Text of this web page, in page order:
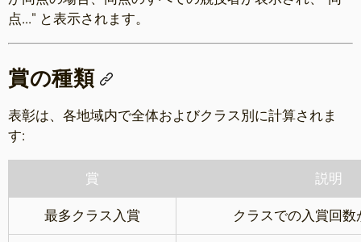
点..." と表示されます。
賞の種類
表彰は、各地域内で全体およびクラス別に計算されま
す:
賞 説明
最多クラス入賞 クラスでの入賞回数